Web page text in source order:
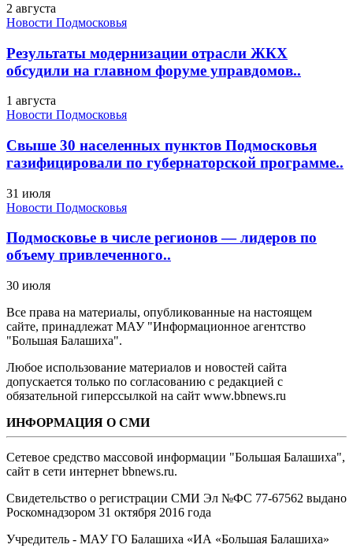
2 августа
Новости Подмосковья
Результаты модернизации отрасли ЖКХ
обсудили на главном форуме управдомов..
1 августа
Новости Подмосковья
Свыше 30 населенных пунктов Подмосковья
газифицировали по губернаторской программе..
31 июля
Новости Подмосковья
Подмосковье в числе регионов — лидеров по
объему привлеченного..
30 июля
Все права на материалы, опубликованные на настоящем
сайте, принадлежат МАУ "Информационное агентство
"Большая Балашиха".
Любое использование материалов и новостей сайта
допускается только по согласованию с редакцией с
обязательной гиперссылкой на сайт www.bbnews.ru
ИНФОРМАЦИЯ О СМИ
Сетевое средство массовой информации "Большая Балашиха",
сайт в сети интернет bbnews.ru.
Свидетельство о регистрации СМИ Эл №ФС ‎77-67562 выдано
Роскомнадзором 31 октября 2016 года
Учредитель - МАУ ГО Балашиха «ИА «Большая Балашиха»